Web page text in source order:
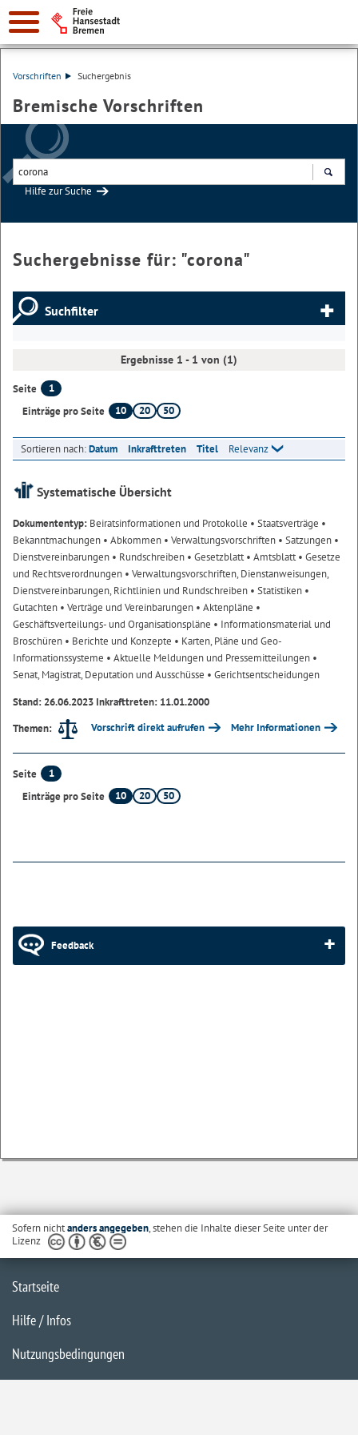
Vorschriften Suchergebnis
Bremische Vorschriften
Hilfe zur Suche
Suchergebnisse für: "corona"
Suchfilter
Ergebnisse 1 - 1 von (1)
Seite
1
Einträge pro Seite
10 20 50
Sortieren nach:Datum Inkrafttreten Titel Relevanz
Systematische Übersicht
Dokumententyp: Beiratsinformationen und Protokolle • Staatsverträge •
Bekanntmachungen • Abkommen • Verwaltungsvorschriften • Satzungen •
Dienstvereinbarungen • Rundschreiben • Gesetzblatt• Amtsblatt• Gesetze
und Rechtsverordnungen • Verwaltungsvorschriften, Dienstanweisungen,
Dienstvereinbarungen, Richtlinien und Rundschreiben • Statistiken •
Gutachten • Verträge und Vereinbarungen • Aktenpläne •
Geschäftsverteilungs- und Organisationspläne • Informationsmaterial und
Broschüren • Berichte und Konzepte • Karten, Pläne und Geo-
Informationssysteme • Aktuelle Meldungen und Pressemitteilungen •
Senat, Magistrat, Deputation und Ausschüsse • Gerichtsentscheidungen
Stand: 26.06.2023 Inkrafttreten: 11.01.2000
Themen:
Vorschrift direkt aufrufen Mehr Informationen
Seite
1
Einträge pro Seite
10 20 50
Feedback
Sofern nichtanders angegeben, stehen die Inhalte dieser Seite unter der
Lizenz
Startseite
Hilfe / Infos
Nutzungsbedingungen